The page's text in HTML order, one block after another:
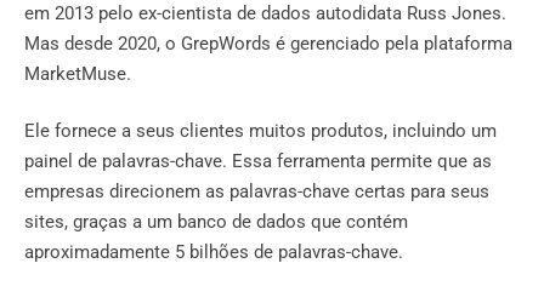
em 2013 pelo ex-cientista de dados autodidata Russ Jones.
Mas desde 2020, o GrepWords é gerenciado pela plataforma
MarketMuse.
Ele fornece a seus clientes muitos produtos, incluindo um
painel de palavras-chave. Essa ferramenta permite que as
empresas direcionem as palavras-chave certas para seus
sites, graças a um banco de dados que contém
aproximadamente 5 bilhões de palavras-chave.